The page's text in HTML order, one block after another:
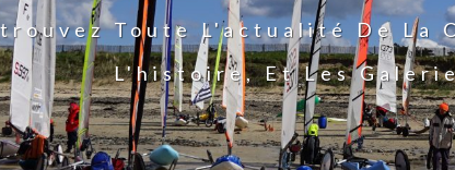
Toute L'actualité De La
L'histoire, Et Les